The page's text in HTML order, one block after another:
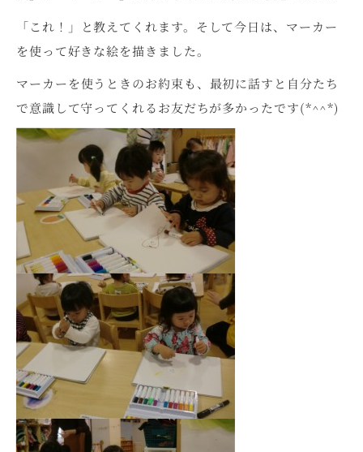
「これ！」と教えてくれます。そして今日は、マーカー
を使って好きな絵を描きました。
マーカーを使うときのお約束も、最初に話すと自分たち
で意識して守ってくれるお友だちが多かったです(*^^*)